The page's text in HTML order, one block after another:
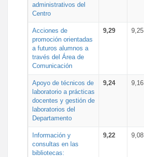
administrativos del
Centro
Acciones de
promoción orientadas
a futuros alumnos a
través del Área de
Comunicación
9,29 9,25
Apoyo de técnicos de
laboratorio a prácticas
docentes y gestión de
laboratorios del
Departamento
9,24 9,16
Información y
consultas en las
bibliotecas:
9,22 9,08